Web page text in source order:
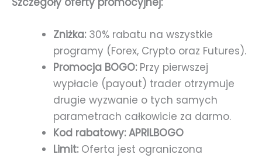
Zniżka:30% rabatu na wszystkie
programy (Forex, Crypto oraz Futures).
Promocja BOGO:Przy pierwszej
wypłacie (payout) trader otrzymuje
drugie wyzwanie o tych samych
parametrach całkowicie za darmo.
Kod rabatowy: APRILBOGO
Limit:Oferta jest ograniczona